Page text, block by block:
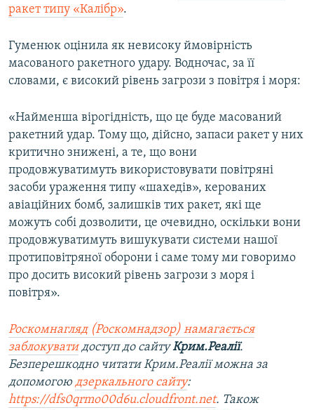
ракет типу «Калібр».
Гуменюк оцінила як невисоку ймовірність
масованого ракетного удару. Водночас, за її
словами, є високий рівень загрози з повітря і моря:
«Найменша вірогідність, що це буде масований
ракетний удар. Тому що, дійсно, запаси ракет у них
критично знижені, а те, що вони
продовжуватимуть використовувати повітряні
засоби ураження типу «шахедів», керованих
авіаційних бомб, залишків тих ракет, які ще
можуть собі дозволити, це очевидно, оскільки вони
продовжуватимуть вишукувати системи нашої
протиповітряної оборони і саме тому ми говоримо
про досить високий рівень загрози з моря і
повітря».
Роскомнагляд (Роскомнадзор) намагається
заблокуватидоступ до сайтуКрим.Реалії.
Безперешкодно читати Крим.Реалії можна за
допомогою дзеркального сайту:
https://dfs0qrmo00d6u.cloudfront.net. Також